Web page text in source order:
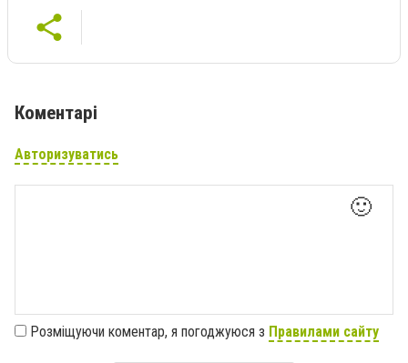
Коментарі
Авторизуватись
🙂
Розміщуючи коментар, я погоджуюся з Правилами сайту